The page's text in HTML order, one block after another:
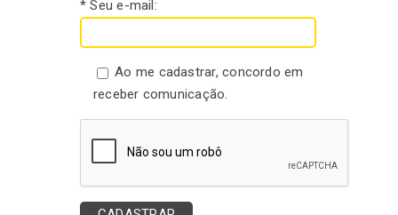
* Seu e-mail:
Ao me cadastrar, concordo em
receber comunicação.